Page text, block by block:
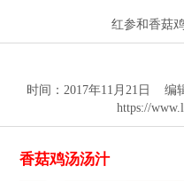
红参和香菇
时间：2017年11月21日 编
https://
香菇鸡汤汤汁